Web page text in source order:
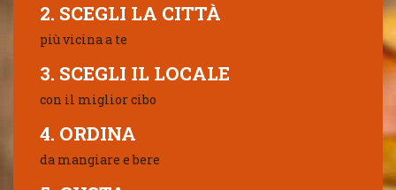
2. SCEGLI LA CITTÀ
più vicina a te
3. SCEGLI IL LOCALE
con il miglior cibo
4. ORDINA
da mangiare e bere